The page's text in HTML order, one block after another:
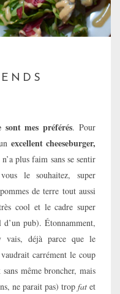
sont mes préférés. Pour
excellent cheeseburger,
plus faim sans se sentir
le souhaitez, super
de terre tout aussi
cool et le cadre super
pub). Étonnamment,
vais, déjà parce que le
carrément le coup
même broncher, mais
ne parait pas) trop fatet